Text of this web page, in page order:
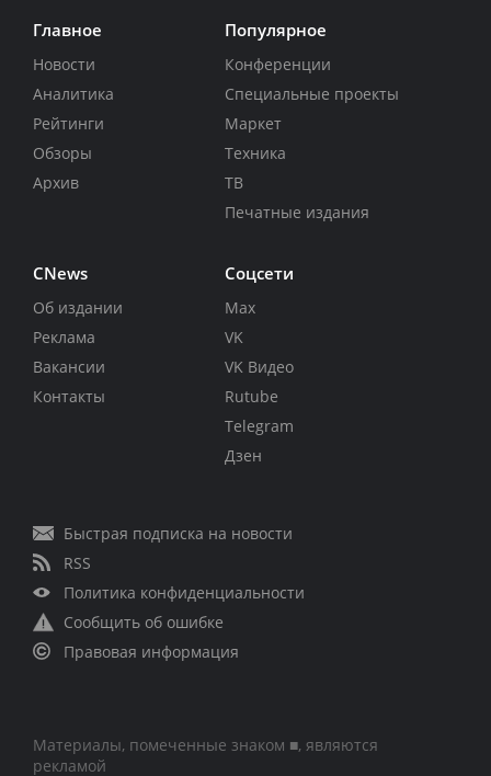
Главное
Новости
Аналитика
Рейтинги
Обзоры
Архив
Популярное
Конференции
Специальные проекты
Маркет
Техника
ТВ
Печатные издания
CNews
Об издании
Реклама
Вакансии
Контакты
Соцсети
Max
VK
VK Видео
Rutube
Telegram
Дзен
Быстрая подписка на новости
RSS
Политика конфиденциальности
Сообщить об ошибке
Правовая информация
Материалы, помеченные знаком ■, являются
рекламой